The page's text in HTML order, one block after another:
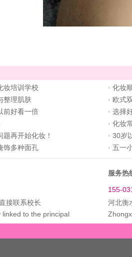
妆培训学校 · 化妆
整理肌肤 · 欧式
前好看一倍 · 选择
· 化妆
再开始化妆！ · 30岁
饰多种面孔 · 五一
服务热
155-
接联系校长
河北衡
to the principal